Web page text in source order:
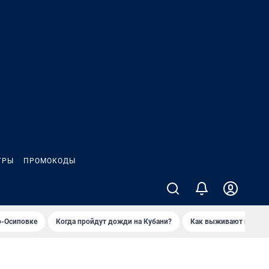
ПРОМОКОДЫ
Осиповке Когда пройдут дожди на Кубани? Как выживают